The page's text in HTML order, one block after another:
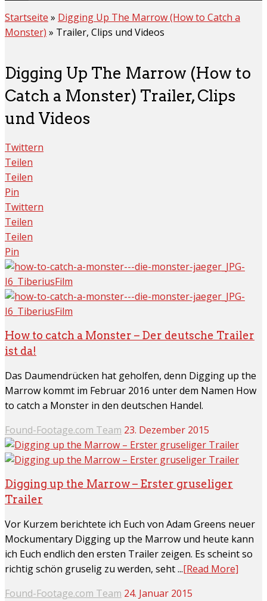
Startseite » Digging Up The Marrow (How to Catch a
Monster) » Trailer, Clips und Videos
Digging Up The Marrow (How to
Catch a Monster) Trailer, Clips
und Videos
Twittern
Teilen
Teilen
Pin
Twittern
Teilen
Teilen
Pin
How to catch a Monster – Der deutsche Trailer
ist da!
Das Daumendrücken hat geholfen, denn Digging up the
Marrow kommt im Februar 2016 unter dem Namen How
to catch a Monster in den deutschen Handel.
Found-Footage.com Team 23. Dezember 2015
Digging up the Marrow – Erster gruseliger
Trailer
Vor Kurzem berichtete ich Euch von Adam Greens neuer
Mockumentary Digging up the Marrow und heute kann
ich Euch endlich den ersten Trailer zeigen. Es scheint so
richtig schön gruselig zu werden, seht ...[Read More]
Found-Footage.com Team 24. Januar 2015